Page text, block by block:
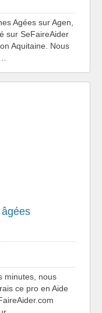
Agées sur Agen,
sur SeFaireAider
Aquitaine. Nous
minutes, nous
ce pro en Aide